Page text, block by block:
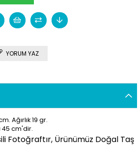
YORUM YAZ
Ağırlık 19 gr.
45 cm'dir.
Fotoğraftır, Ürünümüz Doğal Taş